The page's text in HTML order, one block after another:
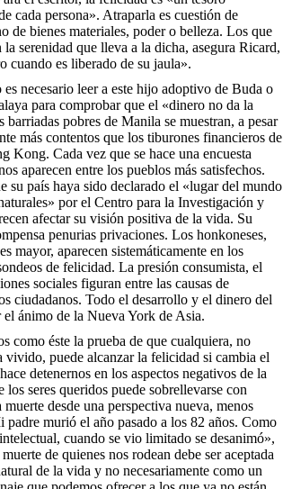
cada persona». Atraparla es cuestión de
de bienes materiales, poder o belleza. Los que
serenidad que lleva a la dicha, asegura Ricard,
cuando es liberado de su jaula».
es necesario leer a este hijo adoptivo de Buda o
para comprobar que el «dinero no da la
pobres de Manila se muestran, a pesar
más contentos que los tiburones financieros de
Kong. Cada vez que se hace una encuesta
aparecen entre los pueblos más satisfechos.
su país haya sido declarado el «lugar del mundo
por el Centro para la Investigación y
afectar su visión positiva de la vida. Su
penurias privaciones. Los honkoneses,
mayor, aparecen sistemáticamente en los
de felicidad. La presión consumista, el
sociales figuran entre las causas de
ciudadanos. Todo el desarrollo y el dinero del
ánimo de la Nueva York de Asia.
como éste la prueba de que cualquiera, no
vivido, puede alcanzar la felicidad si cambia el
detenernos en los aspectos negativos de la
seres queridos puede sobrellevarse con
desde una perspectiva nueva, menos
padre murió el año pasado a los 82 años. Como
cuando se vio limitado se desanimó»,
de quienes nos rodean debe ser aceptada
de la vida y no necesariamente como un